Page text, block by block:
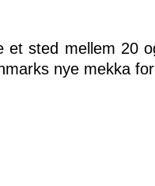
et sted mellem 20
nye mekka